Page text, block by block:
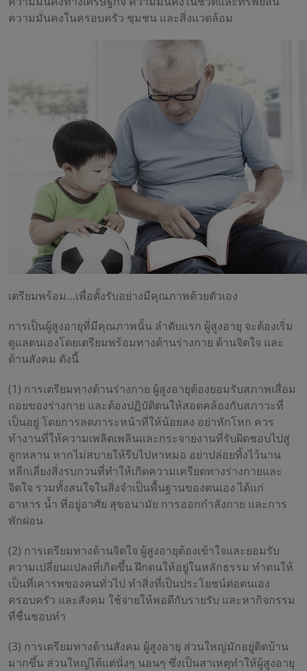
ความมั่นคงในครอบครัว ชุมชน และสิ่งแวดล้อม
เตรียมพร้อม…เพื่อตั้งรับอย่างมีคุณภาพด้วยตัวเอง
การเป็นผู้สูงอายุที่มีคุณภาพนั้น ลำดับแรก ผู้สูงอายุ จะต้องเริ่ม
ดูแลตนเองโดยเตรียมพร้อมทางด้านร่างกาย ด้านจิตใจ และ
ด้านสังคม ดังนี้
(1) การเตรียมทางด้านร่างกาย ผู้สูงอายุต้องยอมรับสภาพเสื่อม
ถอยของร่างกาย และต้องปฏิบัติตนให้สอดคล้องกับสภาวะที่
เป็นอยู่ โดยการลดภาระหน้าที่ให้น้อยลง อย่าหักโหก ควร
ทำงานที่ให้ความเพลิดเพลินและกระจายงานที่รับผิดชอบไปสู่
ลูกหลาน หากไม่สบายให้รีบไปหาหมอ อย่าปล่อยทิ้งไว้นาน
หลีกเลี่ยงสิ่งรบกวนที่ทำให้เกิดความเครียดทางร่างกายและ
จิตใจ รวมทั้งสนใจในสิ่งจำเป็นพื้นฐานของตนเอง ได้แก่
อาหาร น้ำ ที่อยู่อาศัย สุขอนามัย การออกกำลังกาย และการ
พักผ่อน
(2) การเตรียมทางด้านจิตใจ ผู้สูงอายุต้องเข้าใจและยอมรับ
ความเปลี่ยนแปลงที่เกิดขึ้น ฝึกตนให้อยู่ในหลักธรรม ทำตนให้
เป็นที่เคารพของคนทั่วไป ทำสิ่งที่เป็นประโยชน์ต่อตนเอง
ครอบครัว และสังคม ใช้จ่ายให้พอดีกับรายรับ และหากิจกรรม
ที่ชื่นชอบทำ
(3) การเตรียมทางด้านสังคม ผู้สูงอายุ ส่วนใหญ่มักอยู่ติดบ้าน
มากขึ้น ส่วนใหญ่ได้แต่นั่งๆ นอนๆ ซึ่งเป็นสาเหตุทำให้ผู้สูงอายุ